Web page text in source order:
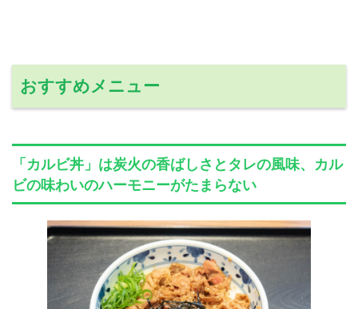
おすすめメニュー
「カルビ丼」は炭火の香ばしさとタレの風味、カル
ビの味わいのハーモニーがたまらない